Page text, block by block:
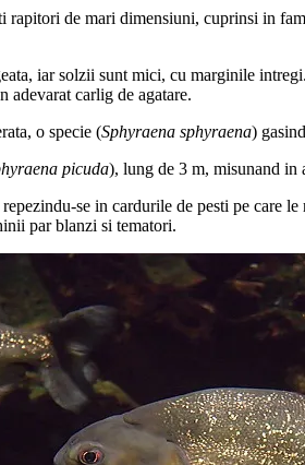
rapitori de mari dimensiuni, cuprinsi in
iar solzii sunt mici, cu marginile
adevarat carlig de agatare.
o specie (Sphyraena sphyraena)
picuda), lung de 3 m, misunand in
se in cardurile de pesti pe care
par blanzi si tematori.